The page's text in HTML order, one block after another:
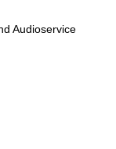
Audioservice